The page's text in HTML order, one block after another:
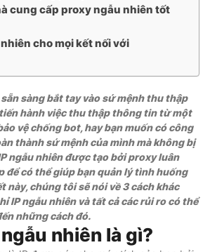
cung cấp proxy ngẫu nhiên tốt
cho mọi kết nối với
sẵn sàng bắt tay vào sứ mệnh thu thập
hành việc thu thập thông tin từ một
vệ chống bot, hay bạn muốn có công
thành sứ mệnh của mình mà không bị
ngẫu nhiên được tạo bởi proxy luân
để có thể giúp bạn quản lý tình huống
này, chúng tôi sẽ nói về 3 cách khác
IP ngẫu nhiên và tất cả các rủi ro có thể
những cách đó.
nhiên là gì?